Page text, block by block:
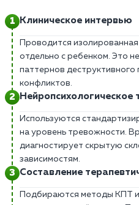
Клиническое интервью
Проводится
отдельно с ребенком. Это
паттернов
конфликтов.
Нейропсихологическое
Используются
на уровень тревожности.
диагностирует скрытую
зависимостям.
Составление
Подбираются методы КПТ